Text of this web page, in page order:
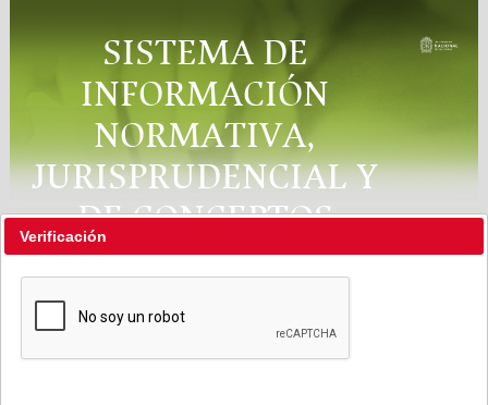
SISTEMA DE
INFORMACIÓN
NORMATIVA,
JURISPRUDENCIAL Y
DE CONCEPTOS
"RÉGIMEN LEGAL"
Verificación